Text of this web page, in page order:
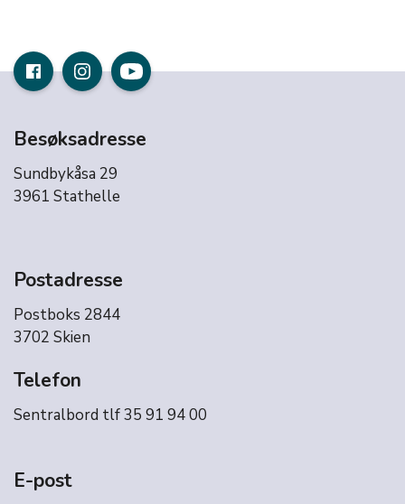
Besøksadresse
Sundbykåsa 29
3961 Stathelle
Postadresse
Postboks 2844
3702 Skien
Telefon
Sentralbord tlf 35 91 94 00
E-post